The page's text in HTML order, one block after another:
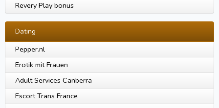
Revery Play bonus
Dating
Pepper.nl
Erotik mit Frauen
Adult Services Canberra
Escort Trans France